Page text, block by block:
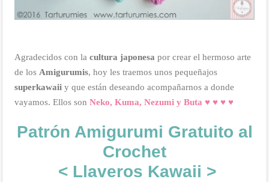
Agradecidos con la cultura japonesa por crear el hermoso arte
de los Amigurumis, hoy les traemos unos pequeñajos
superkawaii y que están deseando acompañarnos a donde
vayamos. Ellos son Neko, Kuma, Nezumi y Buta ♥ ♥ ♥ ♥
Patrón Amigurumi Gratuito al
Crochet
< Llaveros Kawaii >